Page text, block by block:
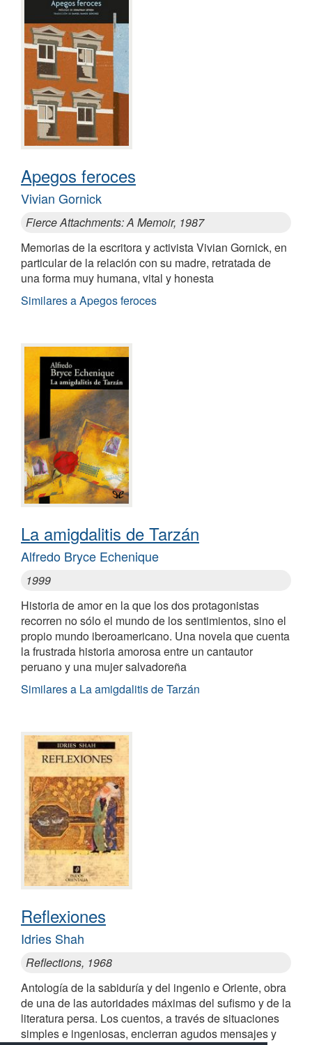
Apegos feroces
Vivian Gornick
Fierce Attachments: A Memoir, 1987
Memorias de la escritora y activista Vivian Gornick, en
particular de la relación con su madre, retratada de
una forma muy humana, vital y honesta
Similares a Apegos feroces
La amigdalitis de Tarzán
Alfredo Bryce Echenique
1999
Historia de amor en la que los dos protagonistas
recorren no sólo el mundo de los sentimientos, sino el
propio mundo iberoamericano. Una novela que cuenta
la frustrada historia amorosa entre un cantautor
peruano y una mujer salvadoreña
Similares a La amigdalitis de Tarzán
Reflexiones
Idries Shah
Reflections, 1968
Antología de la sabiduría y del ingenio e Oriente, obra
de una de las autoridades máximas del sufismo y de la
literatura persa. Los cuentos, a través de situaciones
simples e ingeniosas, encierran agudos mensajes y